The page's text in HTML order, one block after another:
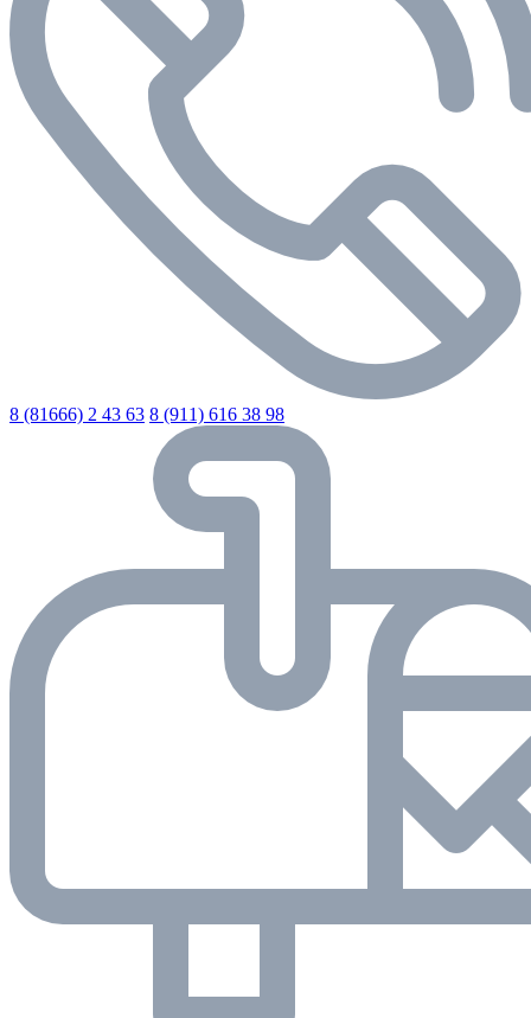
8 (81666) 2 43 63 8 (911) 616 38 98